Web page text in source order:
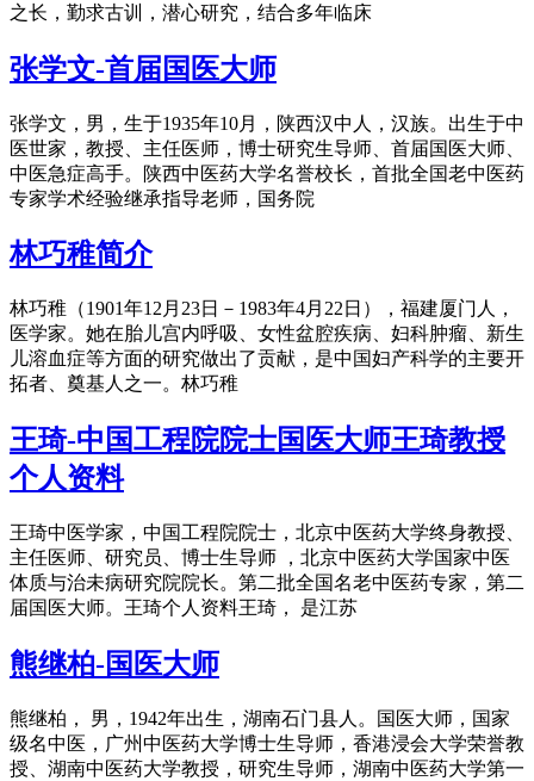
之长，勤求古训，潜心研究，结合多年临床
张学文-首届国医大师
张学文，男，生于1935年10月，陕西汉中人，汉族。出生于中
医世家，教授、主任医师，博士研究生导师、首届国医大师、
中医急症高手。陕西中医药大学名誉校长，首批全国老中医药
专家学术经验继承指导老师，国务院
林巧稚简介
林巧稚（1901年12月23日－1983年4月22日），福建厦门人，
医学家。她在胎儿宫内呼吸、女性盆腔疾病、妇科肿瘤、新生
儿溶血症等方面的研究做出了贡献，是中国妇产科学的主要开
拓者、奠基人之一。林巧稚
王琦-中国工程院院士国医大师王琦教授
个人资料
王琦中医学家，中国工程院院士，北京中医药大学终身教授、
主任医师、研究员、博士生导师 ，北京中医药大学国家中医
体质与治未病研究院院长。第二批全国名老中医药专家，第二
届国医大师。王琦个人资料王琦， 是江苏
熊继柏-国医大师
熊继柏， 男，1942年出生，湖南石门县人。国医大师，国家
级名中医，广州中医药大学博士生导师，香港浸会大学荣誉教
授、湖南中医药大学教授，研究生导师，湖南中医药大学第一